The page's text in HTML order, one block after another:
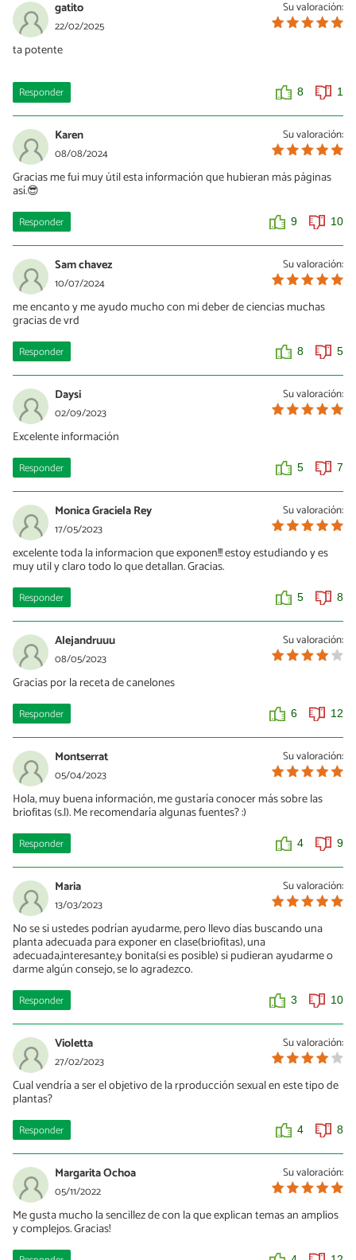
Su valoración:
gatito
22/02/2025
ta potente
Responder 8 1
Su valoración:
Karen
08/08/2024
Gracias me fui muy útil esta información que hubieran más páginas
así.😎
Responder 9 10
Su valoración:
Sam chavez
10/07/2024
me encanto y me ayudo mucho con mi deber de ciencias muchas
gracias de vrd
Responder 8 5
Su valoración:
Daysi
02/09/2023
Excelente información
Responder 5 7
Su valoración:
Monica Graciela Rey
17/05/2023
excelente toda la informacion que exponen!!! estoy estudiando y es
muy util y claro todo lo que detallan. Gracias.
Responder 5 8
Su valoración:
Alejandruuu
08/05/2023
Gracias por la receta de canelones
Responder 6 12
Su valoración:
Montserrat
05/04/2023
Hola, muy buena información, me gustaría conocer más sobre las
briofitas (s.l). Me recomendaría algunas fuentes? :)
Responder 4 9
Su valoración:
Maria
13/03/2023
No se si ustedes podrían ayudarme, pero llevo días buscando una
planta adecuada para exponer en clase(briofitas), una
adecuada,interesante,y bonita(si es posible) si pudieran ayudarme o
darme algún consejo, se lo agradezco.
Responder 3 10
Su valoración:
Violetta
27/02/2023
Cual vendría a ser el objetivo de la rproducción sexual en este tipo de
plantas?
Responder 4 8
Su valoración:
Margarita Ochoa
05/11/2022
Me gusta mucho la sencillez de con la que explican temas an amplios
y complejos. Gracias!